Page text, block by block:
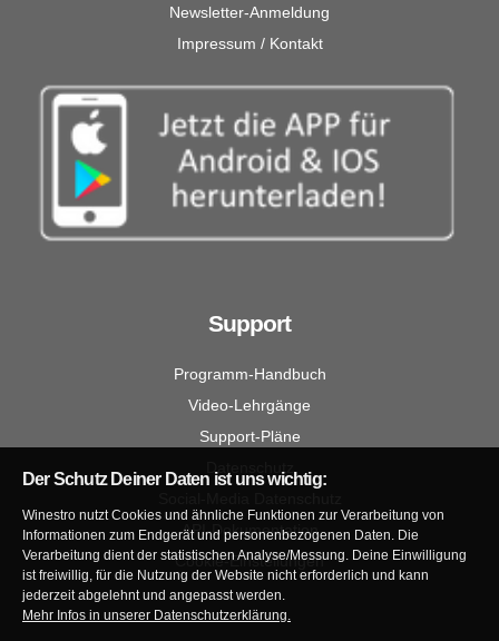
Der Schutz Deiner Daten ist uns wichtig:
Winestro nutzt Cookies und ähnliche Funktionen zur Verarbeitung von
Informationen zum Endgerät und personenbezogenen Daten. Die
Verarbeitung dient der statistischen Analyse/Messung. Deine Einwilligung
ist freiwillig, für die Nutzung der Website nicht erforderlich und kann
jederzeit abgelehnt und angepasst werden.
Mehr Infos in unserer Datenschutzerklärung.
Newsletter-Anmeldung
Impressum / Kontakt
Support
Programm-Handbuch
Video-Lehrgänge
Support-Pläne
Datenschutz
API-Dokumentation
Cookie-Einstellungen